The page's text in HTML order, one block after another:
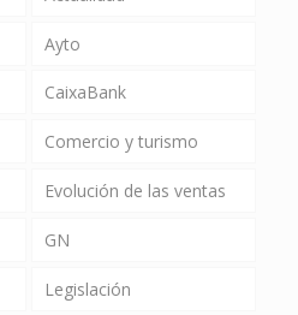
Ayto
CaixaBank
Comercio y turismo
Evolución de las ventas
GN
Legislación